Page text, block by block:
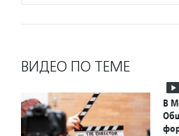
ВИДЕО ПО ТЕМЕ
В